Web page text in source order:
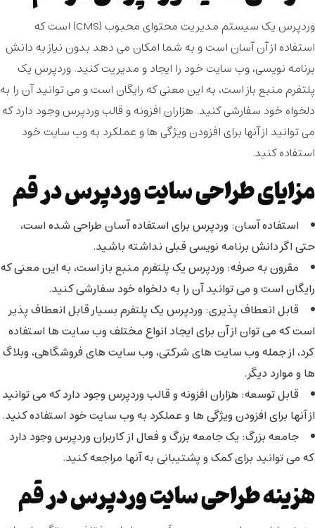
وردپرس یک سیستم مدیریت محتوای محبوب (CMS) است که
استفاده از آن آسان است و به شما امکان می دهد بدون نیاز به دانش
برنامه نویسی، وب سایت خود را ایجاد و مدیریت کنید. وردپرس یک
پلتفرم منبع باز است، به این معنی که رایگان است و می توانید آن را به
دلخواه خود سفارشی کنید. هزاران افزونه و قالب وردپرس وجود دارد که
می توانید از آنها برای افزودن ویژگی ها و عملکرد به وب سایت خود
استفاده کنید.
مزایای طراحی سایت وردپرس در قم
استفاده آسان: وردپرس برای استفاده آسان طراحی شده است،
حتی اگر دانش برنامه نویسی قبلی نداشته باشید.
مقرون به صرفه: وردپرس یک پلتفرم منبع باز است، به این معنی که
رایگان است و می توانید آن را به دلخواه خود سفارشی کنید.
قابل انعطاف پذیری: وردپرس یک پلتفرم بسیار قابل انعطاف پذیر
است که می توان از آن برای ایجاد انواع مختلف وب سایت ها استفاده
کرد، از جمله وب سایت های شرکتی، وب سایت های فروشگاهی، وبلاگ
ها و موارد دیگر.
قابل توسعه: هزاران افزونه و قالب وردپرس وجود دارد که می توانید
از آنها برای افزودن ویژگی ها و عملکرد به وب سایت خود استفاده کنید.
جامعه بزرگ: یک جامعه بزرگ و فعال از کاربران وردپرس وجود دارد
که می توانید برای کمک و پشتیبانی به آنها مراجعه کنید.
هزینه طراحی سایت وردپرس در قم